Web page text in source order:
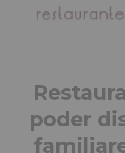
poder